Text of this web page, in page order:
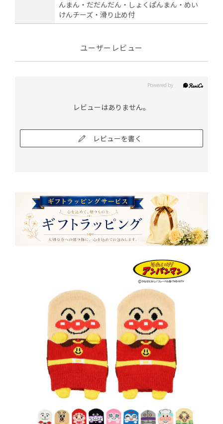
んまん・だだんだん・しょくぱんまん・めい
けんチーズ・滑り止め付
ユーザーレビュー
レビューはありません。
レビューを書く